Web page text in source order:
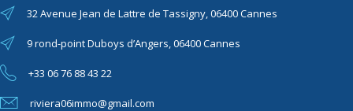
32 Avenue Jean de Lattre de Tassigny, 06400 Cannes
9 rond-point Duboys d’Angers, 06400 Cannes
+33 06 76 88 43 22
riviera06immo@gmail.com